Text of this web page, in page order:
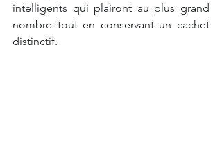
intelligents qui plairont au plus grand
nombre tout en conservant un cachet
distinctif.